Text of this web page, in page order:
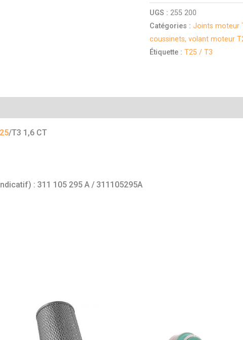
UGS :255 200
Catégories :Joints moteur
coussinets, volant moteur
Étiquette :T25 / T3
/T3 1,6 CT
: 311 105 295 A / 311105295A